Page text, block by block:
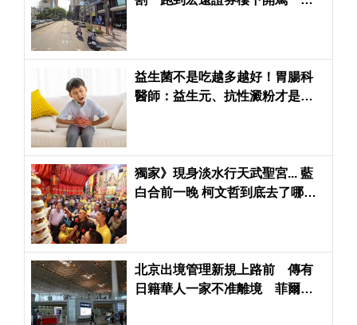
益生菌不是吃越多越好！胃腸科
醫師：益生元、抗性澱粉才是腸
獨家》現身淡水行天武聖宮... 藍
白合前一晚 柯文哲到底去了哪
北京出境管理新規上路前 傳有
日籍華人一家不准離境 菲爾茲